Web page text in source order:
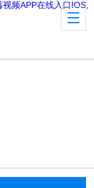
频APP在线入口IOS,